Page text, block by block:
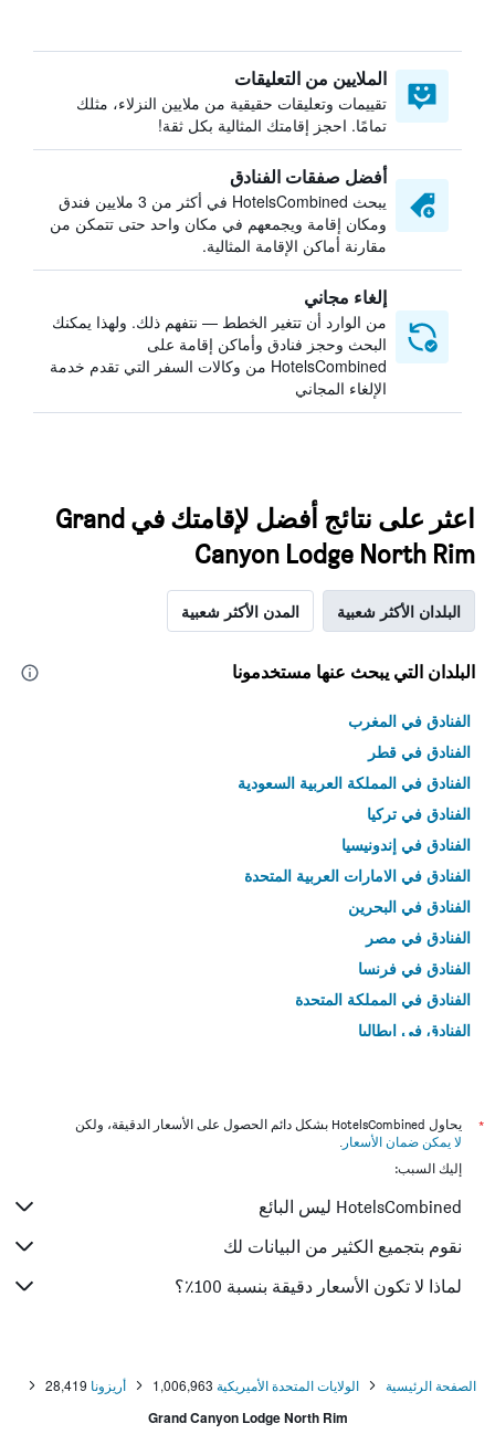
الملايين من التعليقات
تقييمات وتعليقات حقيقية من ملايين النزلاء، مثلك
تمامًا. احجز إقامتك المثالية بكل ثقة!
أفضل صفقات الفنادق
يبحث HotelsCombined في أكثر من 3 ملايين فندق
ومكان إقامة ويجمعهم في مكان واحد حتى تتمكن من
مقارنة أماكن الإقامة المثالية.
إلغاء مجاني
من الوارد أن تتغير الخطط — نتفهم ذلك. ولهذا يمكنك
البحث وحجز فنادق وأماكن إقامة على
HotelsCombined من وكالات السفر التي تقدم خدمة
الإلغاء المجاني
اعثر على نتائج أفضل لإقامتك في Grand
Canyon Lodge North Rim
البلدان الأكثر شعبية المدن الأكثر شعبية
البلدان التي يبحث عنها مستخدمونا
الفنادق في المغرب
الفنادق في قطر
الفنادق في المملكة العربية السعودية
الفنادق في تركيا
الفنادق في إندونيسيا
الفنادق في الامارات العربية المتحدة
الفنادق في البحرين
الفنادق في مصر
الفنادق في فرنسا
الفنادق في المملكة المتحدة
الفنادق في إيطاليا
*
يحاول HotelsCombined بشكل دائم الحصول على الأسعار الدقيقة، ولكن
لا يمكن ضمان الأسعار .
إليك السبب:
HotelsCombined ليس البائع
نقوم بتجميع الكثير من البيانات لك
لماذا لا تكون الأسعار دقيقة بنسبة 100٪؟
الصفحة الرئيسية الولايات المتحدة الأميريكية 1,006,963 أريزونا 28,419
Grand Canyon Lodge North Rim